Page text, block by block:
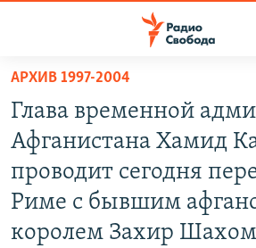
упрощенного
доступа
Вернуться
основному
содержанию
ПОДКАСТЫ
АВТОРСКИЕ ПРОЕКТЫ
ЦИТАТЫ СВОБОДЫ
МНЕНИЯ
АРХИВ 1997-2004
Глава временной
Афганистана Хамид
проводит сегодня
Риме с бывшим
королем Захир Шахом